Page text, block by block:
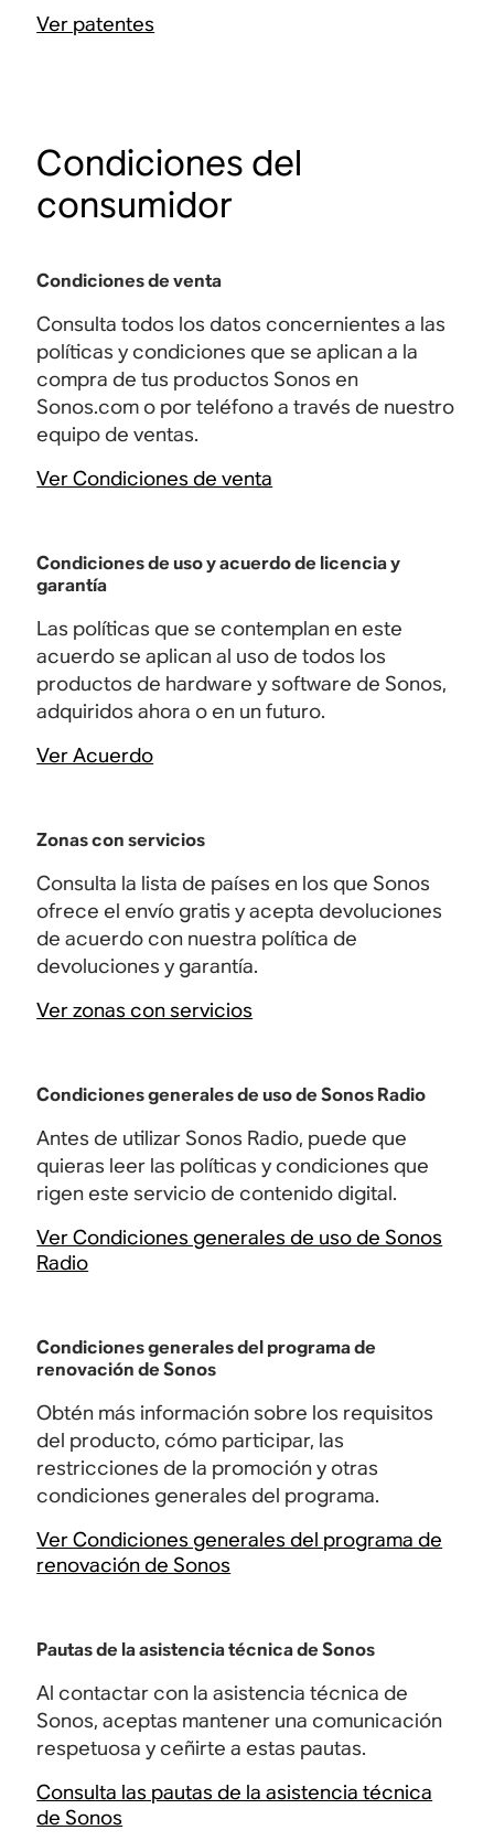
Ver patentes
Condiciones del
consumidor
Condiciones de venta
Consulta todos los datos concernientes a las
políticas y condiciones que se aplican a la
compra de tus productos Sonos en
Sonos.com o por teléfono a través de nuestro
equipo de ventas.
Ver Condiciones de venta
Condiciones de uso y acuerdo de licencia y
garantía
Las políticas que se contemplan en este
acuerdo se aplican al uso de todos los
productos de hardware y software de Sonos,
adquiridos ahora o en un futuro.
Ver Acuerdo
Zonas con servicios
Consulta la lista de países en los que Sonos
ofrece el envío gratis y acepta devoluciones
de acuerdo con nuestra política de
devoluciones y garantía.
Ver zonas con servicios
Condiciones generales de uso de Sonos Radio
Antes de utilizar Sonos Radio, puede que
quieras leer las políticas y condiciones que
rigen este servicio de contenido digital.
Ver Condiciones generales de uso de Sonos
Radio
Condiciones generales del programa de
renovación de Sonos
Obtén más información sobre los requisitos
del producto, cómo participar, las
restricciones de la promoción y otras
condiciones generales del programa.
Ver Condiciones generales del programa de
renovación de Sonos
Pautas de la asistencia técnica de Sonos
Al contactar con la asistencia técnica de
Sonos, aceptas mantener una comunicación
respetuosa y ceñirte a estas pautas.
Consulta las pautas de la asistencia técnica
de Sonos